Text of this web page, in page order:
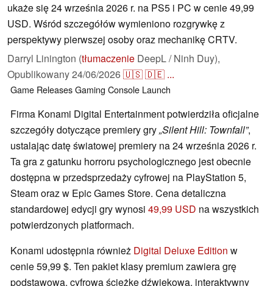
ukaże się 24 września 2026 r. na PS5 i PC w cenie 49,99
USD. Wśród szczegółów wymieniono rozgrywkę z
perspektywy pierwszej osoby oraz mechanikę CRTV.
Darryl Linington (tłumaczenie DeepL / Ninh Duy),
Opublikowany24/06/2026🇺🇸🇩🇪 ...
Game ReleasesGaming Console Launch
Firma Konami Digital Entertainment potwierdziła oficjalne
szczegóły dotyczące premiery gry„Silent Hill: Townfall”,
ustalając datę światowej premiery na 24 września 2026 r.
Ta gra z gatunku horroru psychologicznego jest obecnie
dostępna w przedsprzedaży cyfrowej na PlayStation 5,
Steam oraz w Epic Games Store. Cena detaliczna
standardowej edycji gry wynosi 49,99 USD na wszystkich
potwierdzonych platformach.
Konami udostępnia również Digital Deluxe Edition w
cenie 59,99 $. Ten pakiet klasy premium zawiera grę
podstawową, cyfrową ścieżkę dźwiękową, interaktywny